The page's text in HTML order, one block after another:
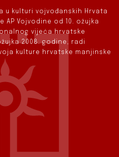
u kulturi vojvođanskih Hrvata
AP Vojvodine od 10. ožujka
vijeća hrvatske
2008. godine, radi
kulture hrvatske manjinske